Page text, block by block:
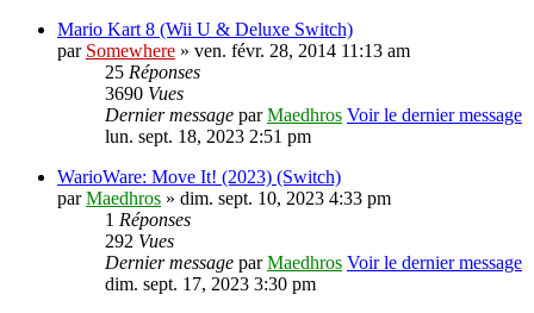
Mario Kart 8 (Wii U & Deluxe Switch)
par Somewhere » ven. févr. 28, 2014 11:13 am
25 Réponses
3690 Vues
Dernier message parMaedhros Voir le dernier message
lun. sept. 18, 2023 2:51 pm
WarioWare: Move It! (2023) (Switch)
parMaedhros » dim. sept. 10, 2023 4:33 pm
1 Réponses
292 Vues
Dernier message parMaedhros Voir le dernier message
dim. sept. 17, 2023 3:30 pm